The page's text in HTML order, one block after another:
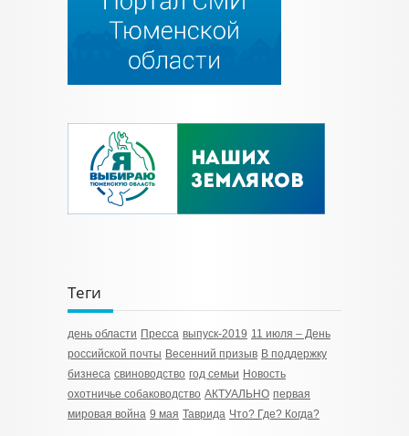
Теги
день области Пресса выпуск-2019 11 июля – День
российской почты Весенний призыв В поддержку
бизнеса свиноводство год семьи Новость
охотничье собаководство АКТУАЛЬНО первая
мировая война 9 мая Таврида Что? Где? Когда?